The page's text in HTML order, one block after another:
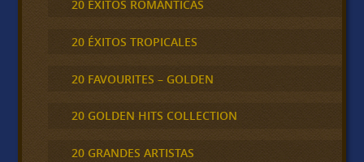
20 ÉXITOS ROMÁNTICAS
20 ÉXITOS TROPICALES
20 FAVOURITES – GOLDEN
20 GOLDEN HITS COLLECTION
20 GRANDES ARTISTAS